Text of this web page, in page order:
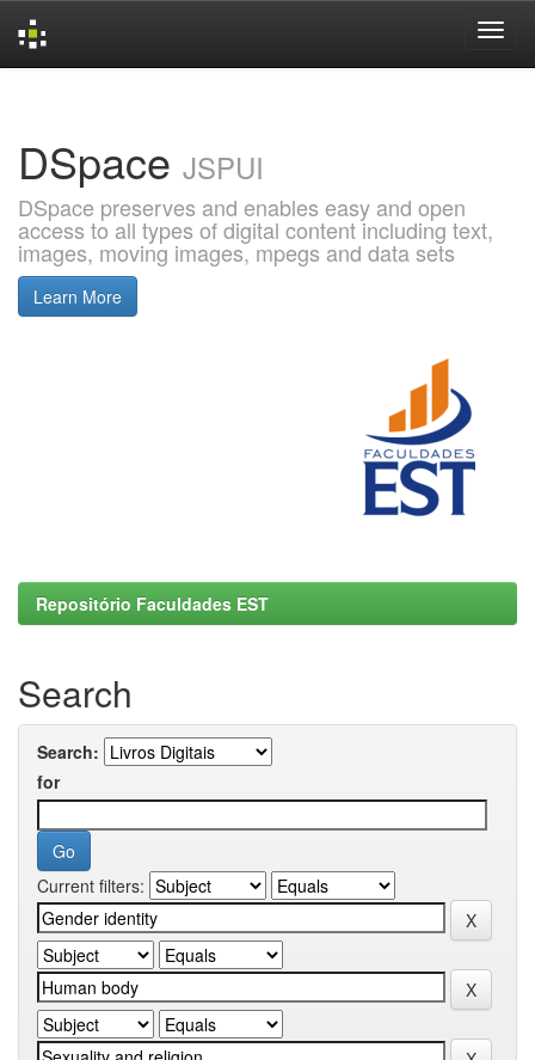
DSpace JSPUI
DSpace preserves and enables easy and open
access to all types of digital content including text,
images, moving images, mpegs and data sets
Learn More
Repositório Faculdades EST
Search
Search:
for
Current filters: